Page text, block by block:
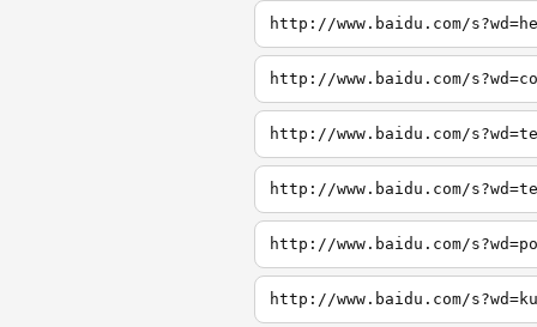
http://www.baidu.com/
http://www.baidu.com/
http://www.baidu.com/
http://www.baidu.com/
http://www.baidu.com/
http://www.baidu.com/